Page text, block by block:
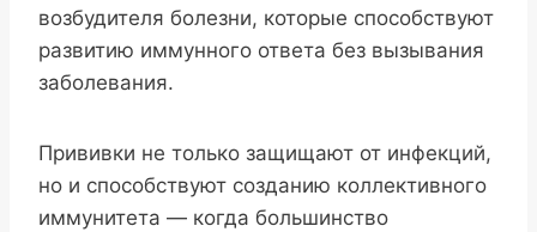
возбудителя болезни, которые способствуют
развитию иммунного ответа без вызывания
заболевания.
Прививки не только защищают от инфекций,
но и способствуют созданию коллективного
иммунитета — когда большинство